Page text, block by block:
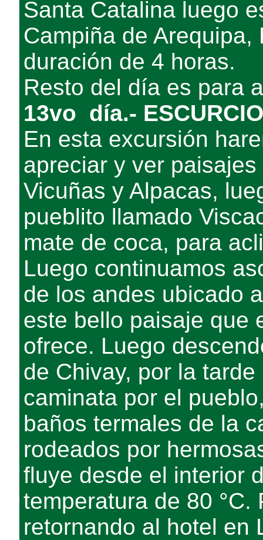
Santa Catalina luego
Campiña de
duración de 4 horas.
Resto del día es para
13vo día.-
En esta excursión
apreciar y ver
Vicuñas y Alpacas,
pueblito llamado
mate de coca, para
Luego continuamos
de los andes ubicado
este bello paisaje que
ofrece. Luego
de Chivay, por la
caminata por el
baños termales de la
rodeados por
fluye desde el interior
temperatura de 80
retornando al hotel en